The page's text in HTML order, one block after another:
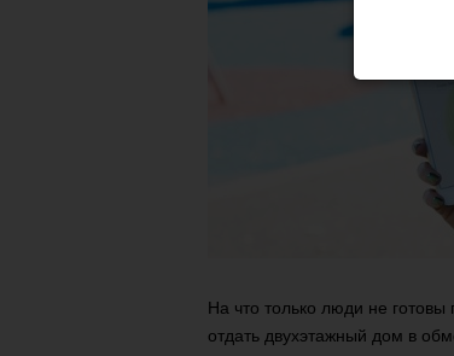
На что только люди не
отдать двухэтажный дом в